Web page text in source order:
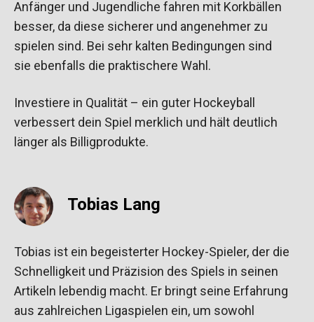
Anfänger und Jugendliche fahren mit Korkbällen
besser, da diese sicherer und angenehmer zu
spielen sind. Bei sehr kalten Bedingungen sind
sie ebenfalls die praktischere Wahl.
Investiere in Qualität – ein guter Hockeyball
verbessert dein Spiel merklich und hält deutlich
länger als Billigprodukte.
Tobias Lang
Tobias ist ein begeisterter Hockey-Spieler, der die
Schnelligkeit und Präzision des Spiels in seinen
Artikeln lebendig macht. Er bringt seine Erfahrung
aus zahlreichen Ligaspielen ein, um sowohl